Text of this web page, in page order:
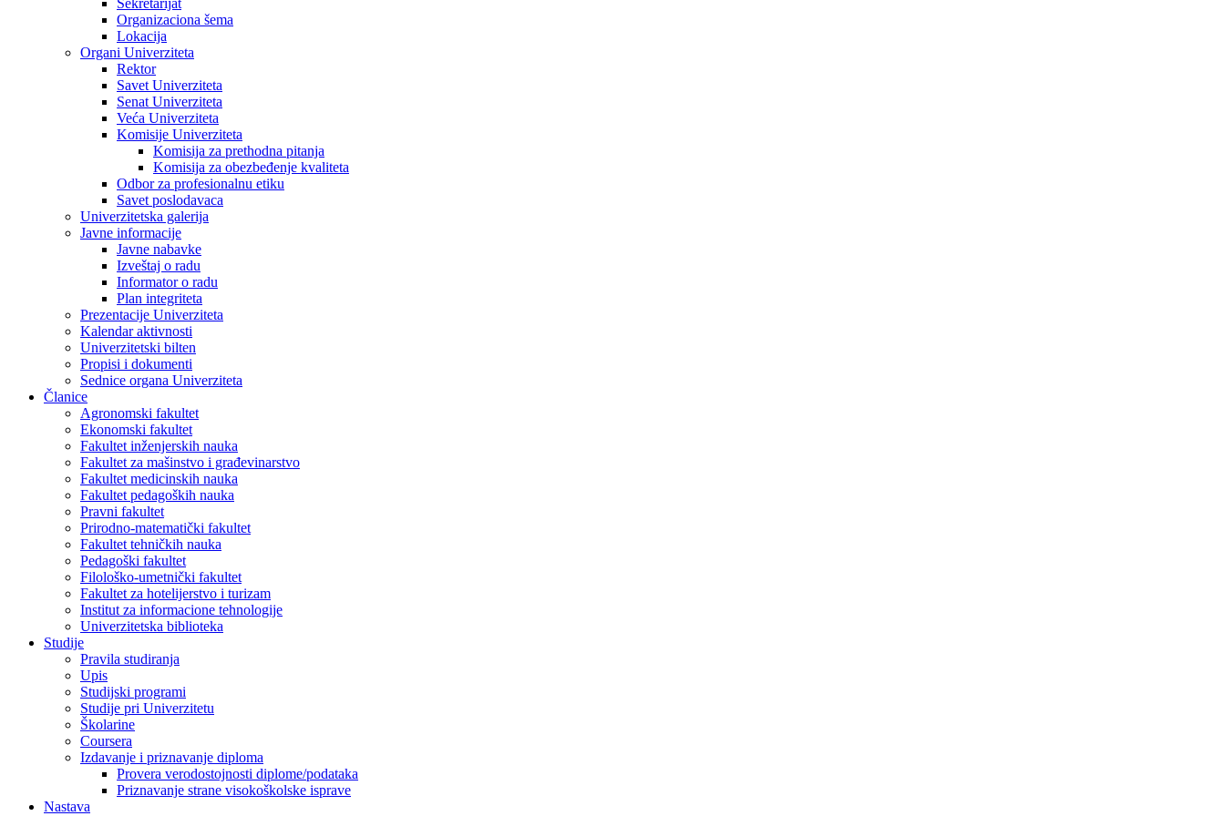
Sekretarijat
Organizaciona šema
Lokacija
Organi Univerziteta
Rektor
Savet Univerziteta
Senat Univerziteta
Veća Univerziteta
Komisije Univerziteta
Komisija za prethodna pitanja
Komisija za obezbeđenje kvaliteta
Odbor za profesionalnu etiku
Savet poslodavaca
Univerzitetska galerija
Javne informacije
Javne nabavke
Izveštaj o radu
Informator o radu
Plan integriteta
Prezentacije Univerziteta
Kalendar aktivnosti
Univerzitetski bilten
Propisi i dokumenti
Sednice organa Univerziteta
Članice
Agronomski fakultet
Ekonomski fakultet
Fakultet inženjerskih nauka
Fakultet za mašinstvo i građevinarstvo
Fakultet medicinskih nauka
Fakultet pedagoških nauka
Pravni fakultet
Prirodno-matematički fakultet
Fakultet tehničkih nauka
Pedagoški fakultet
Filološko-umetnički fakultet
Fakultet za hotelijerstvo i turizam
Institut za informacione tehnologije
Univerzitetska biblioteka
Studije
Pravila studiranja
Upis
Studijski programi
Studije pri Univerzitetu
Školarine
Coursera
Izdavanje i priznavanje diploma
Provera verodostojnosti diplome/podataka
Priznavanje strane visokoškolske isprave
Nastava